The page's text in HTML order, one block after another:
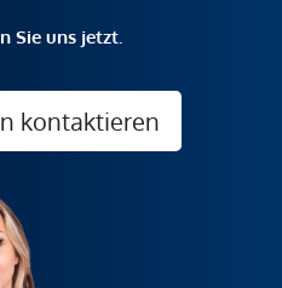
Sie uns jetzt.
kontaktieren